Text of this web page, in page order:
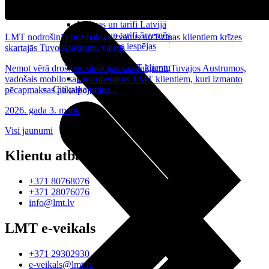
Maksas un tarifi Latvijā
Maksas un tarifi ārzemēs
LMT Kartes iespējas
Kā kļūt par LMT klientu
eSIM tehnoloģija
Citi pakalpojumi
LMT nodrošinās bezmaksas zvanus un īsziņas klientiem krīzes
skartajās Tuvo Austrumu valstīs
Ņemot vērā drošības situācijas saasinājumu Tuvajos Austrumos,
vadošais mobilo sakaru operators LMT klientiem, kuri izmanto
pēcapmaksas pakalpojumus...
2026. gada 3. marts
Visi jaunumi
Klientu atbalsts
+371 80768076
+371 28076076
info@lmt.lv
LMT e-veikals
+371 29302930
e-veikals@lmt.lv